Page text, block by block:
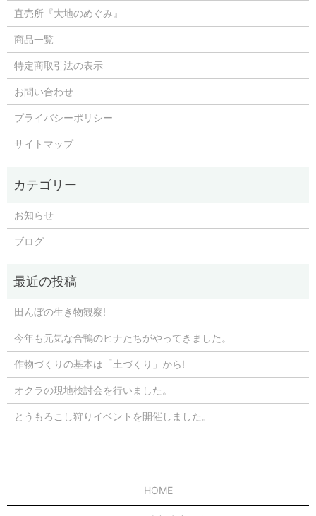
直売所『大地のめぐみ』
商品一覧
特定商取引法の表示
お問い合わせ
プライバシーポリシー
サイトマップ
お知らせ
ブログ
田んぼの生き物観察!
今年も元気な合鴨のヒナたちがやってきました。
作物づくりの基本は「土づくり」から!
オクラの現地検討会を行いました。
とうもろこし狩りイベントを開催しました。
HOME